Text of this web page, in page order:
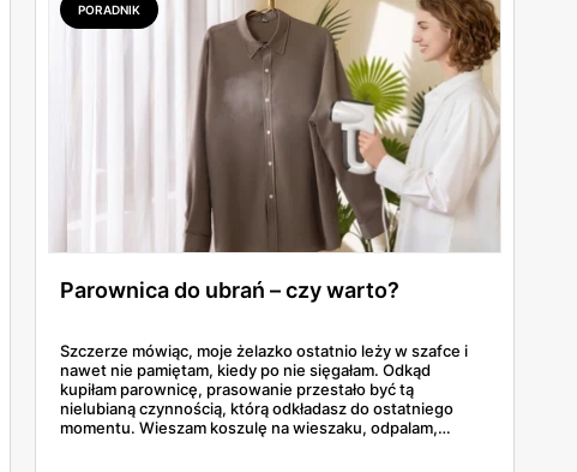
PORADNIK
Parownica do ubrań – czy warto?
Szczerze mówiąc, moje żelazko ostatnio leży w szafce i
nawet nie pamiętam, kiedy po nie sięgałam. Odkąd
kupiłam parownicę, prasowanie przestało być tą
nielubianą czynnością, którą odkładasz do ostatniego
momentu. Wieszam koszulę na wieszaku, odpalam,